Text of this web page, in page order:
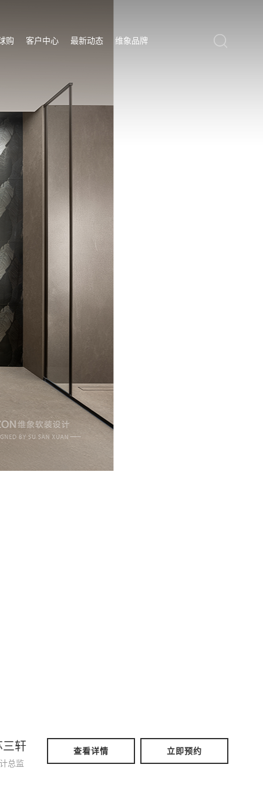
购 客户中心 最新动态 维象品牌
三轩
总监
查看详情 立即预约